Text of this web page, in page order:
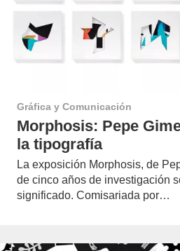
Gráfica y Comunicación
Morphosis: Pepe
la tipografía
La exposición Morphosis, de
de cinco años de investigación
significado. Comisariada por…